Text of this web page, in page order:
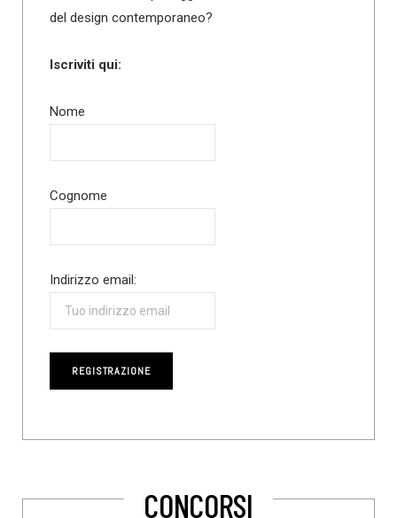
del design contemporaneo?
Iscriviti qui:
Nome
Cognome
Indirizzo email:
CONCORSI